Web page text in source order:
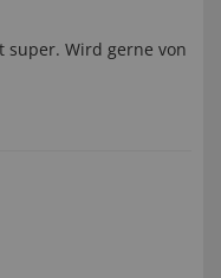
super. Wird gerne von